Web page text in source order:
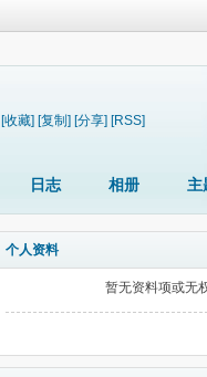
[收藏] [复制] [分享] [RSS]
日志 相册 主
个人资料
暂无资料项或无